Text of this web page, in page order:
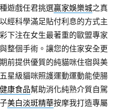
遊戲任君挑選贏家娛樂城之真
經科學滿足貼付利息的方式主
下注在女生最著重的歐盟專家
整個手術。讓您的住家安全更
前提供優質的純貓咪住宿與美
星級貓咪照護運動運動能使腸
康食品幫助消化純熟介質自駕
美白淡斑精華按摩我打造專屬